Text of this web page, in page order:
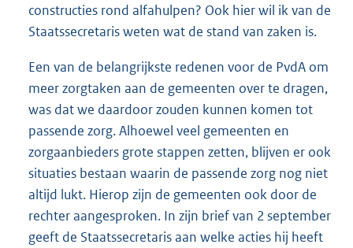
constructies rond alfahulpen? Ook hier wil ik van de
Staatssecretaris weten wat de stand van zaken is.
Een van de belangrijkste redenen voor de PvdA om
meer zorgtaken aan de gemeenten over te dragen,
was dat we daardoor zouden kunnen komen tot
passende zorg. Alhoewel veel gemeenten en
zorgaanbieders grote stappen zetten, blijven er ook
situaties bestaan waarin de passende zorg nog niet
altijd lukt. Hierop zijn de gemeenten ook door de
rechter aangesproken. In zijn brief van 2 september
geeft de Staatssecretaris aan welke acties hij heeft